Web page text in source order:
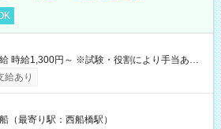
あり
昇給あり 【即給（前払い）オプションあ
る場合、勤務から1週間ほどで給与の一部を受け
試験 8:30～17:30（休憩1時間） 時給1,300円
円＋交通費 ※当日の役割により時給＋100
給あり
（最寄り駅：西船橋駅）